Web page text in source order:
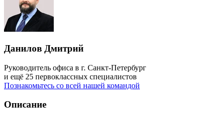
Данилов Дмитрий
Руководитель офиса в г. Санкт-Петербург
и ещё 25 первоклассных специалистов
Познакомьтесь со всей нашей командой
Описание